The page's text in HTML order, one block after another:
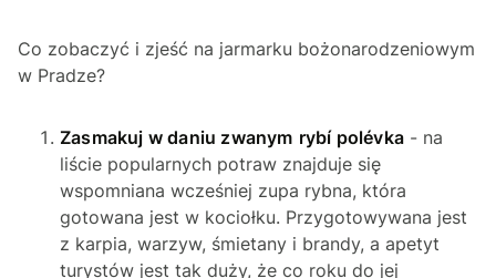
Co zobaczyć i zjeść na jarmarku bożonarodzeniowym
w Pradze?
Zasmakuj w daniu zwanym rybí polévka - na
liście popularnych potraw znajduje się
wspomniana wcześniej zupa rybna, która
gotowana jest w kociołku. Przygotowywana jest
z karpia, warzyw, śmietany i brandy, a apetyt
turystów jest tak duży, że co roku do jej